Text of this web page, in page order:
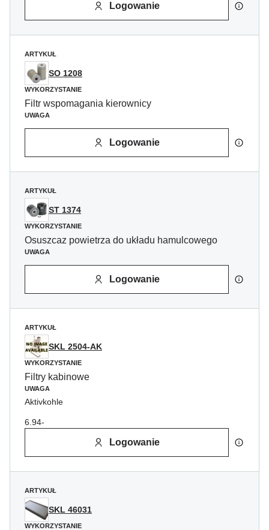
Logowanie
ARTYKUŁ
SO 1208
WYKORZYSTANIE
Filtr wspomagania kierownicy
UWAGA
Logowanie
ARTYKUŁ
ST 1374
WYKORZYSTANIE
Osuszcaz powietrza do układu hamulcowego
UWAGA
Logowanie
ARTYKUŁ
SKL 2504-AK
WYKORZYSTANIE
Filtry kabinowe
UWAGA
Aktivkohle
6.94-
Logowanie
ARTYKUŁ
SKL 46031
WYKORZYSTANIE